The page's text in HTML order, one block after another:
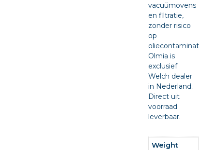
vacuümovens
en filtratie,
zonder risico
op
oliecontaminatie.
Olmia is
exclusief
Welch dealer
in Nederland.
Direct uit
voorraad
leverbaar.
Weight